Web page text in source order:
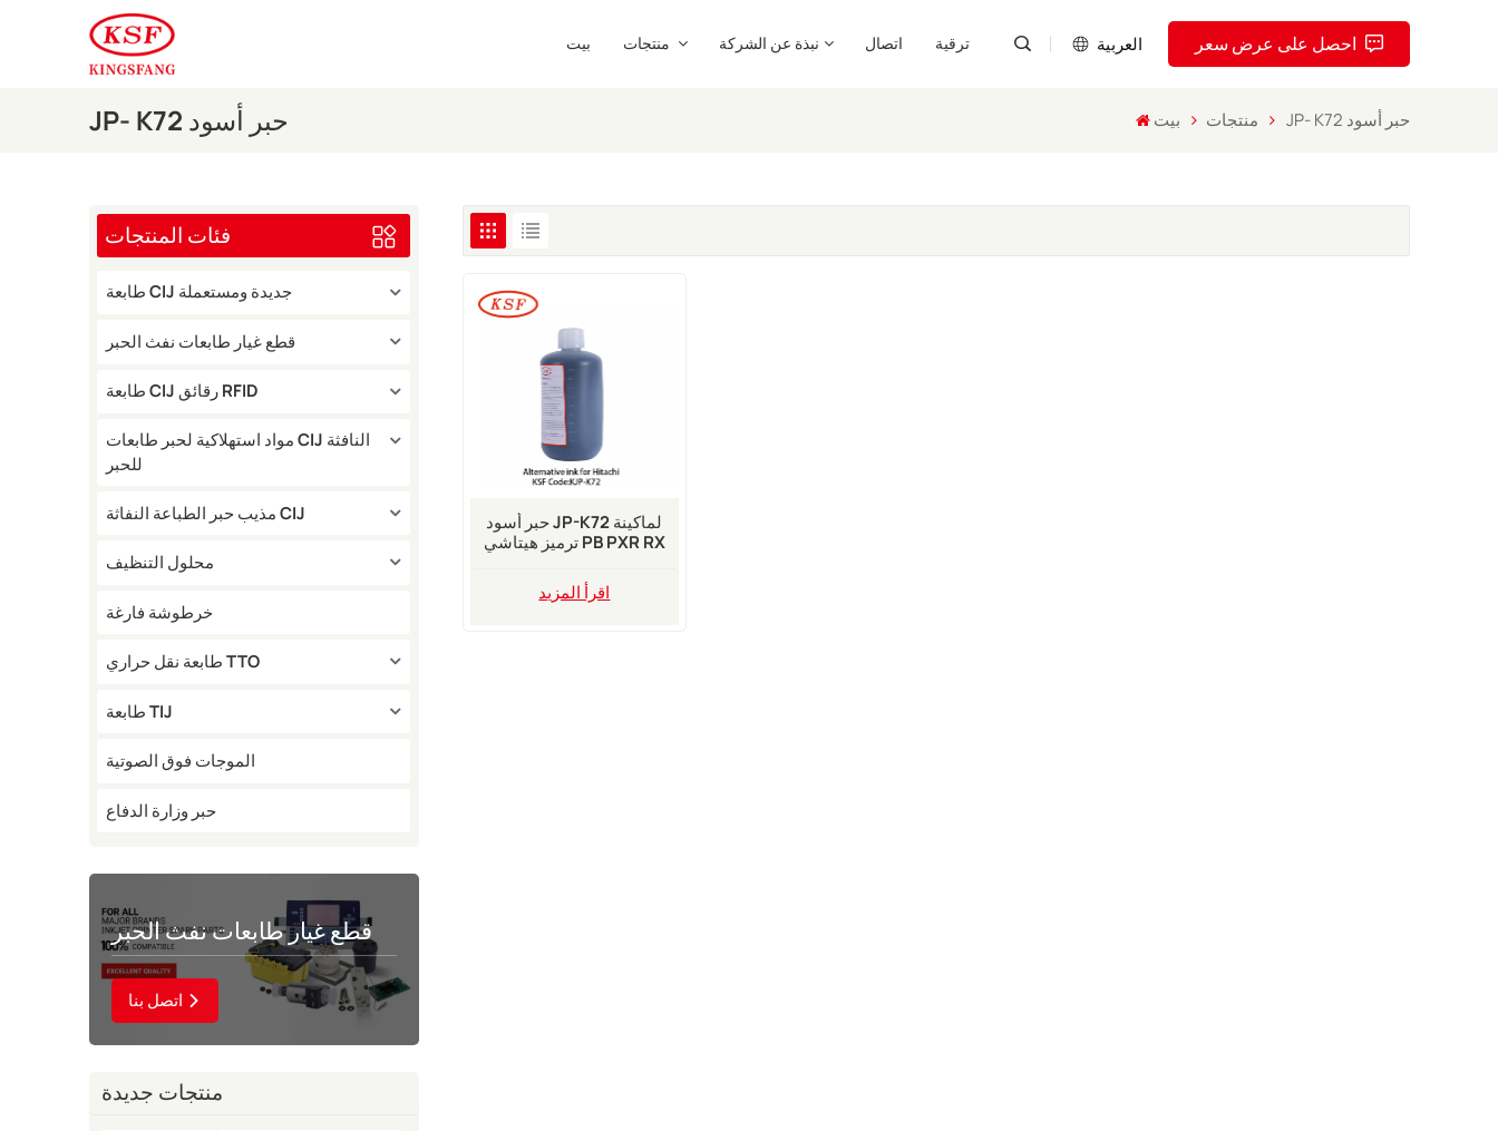
بيت نبذة عن الشركة اتصال ترقية العربية احصل على عرض سعر
JP- K72 حبر أسود بيت منتجات JP- K72 حبر أسود
فئات المنتجات
طابعة CIJ جديدة ومستعملة
قطع غيار طابعات نفث الحبر
طابعة CIJ رقائق RFID
مواد استهلاكية لحبر طابعات CIJ النافثة
للحبر
مذيب حبر الطباعة النفاثة CIJ
محلول التنظيف
خرطوشة فارغة
طابعة نقل حراري TTO
طابعة TIJ
الموجات فوق الصوتية
حبر وزارة الدفاع
قطع غيار طابعات نفث الحبر
اتصل بنا
منتجات جديدة
حبر أسود JP-K72 لماكينة
ترميز هيتاشي PB PXR RX
اقرأ المزيد